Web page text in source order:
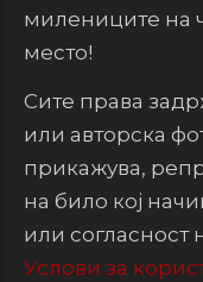
милениците на
место!
Сите права
или авторска
прикажува,
на било кој
или согласност
Услови за